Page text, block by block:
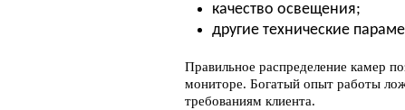
качество освещения;
другие технические
Правильное распределение камер
мониторе. Богатый опыт работы
требованиям клиента.